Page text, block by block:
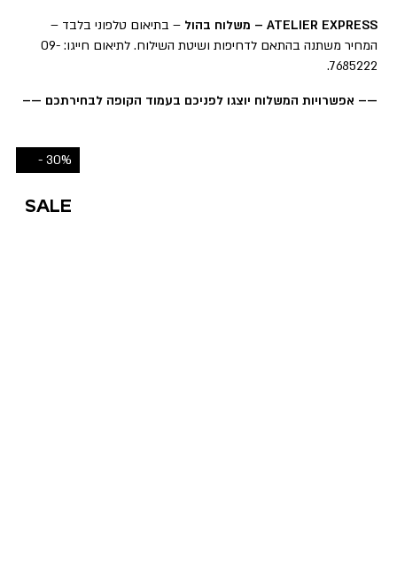
ATELIER EXPRESS – משלוח בהול
– בתיאום טלפוני בלבד –
המחיר משתנה בהתאם לדחיפות ושיטת השילוח. לתיאום חייגו: 09-
7685222.
—– אפשרויות המשלוח יוצגו לפניכם בעמוד הקופה לבחירתכם —–
30% -
SALE